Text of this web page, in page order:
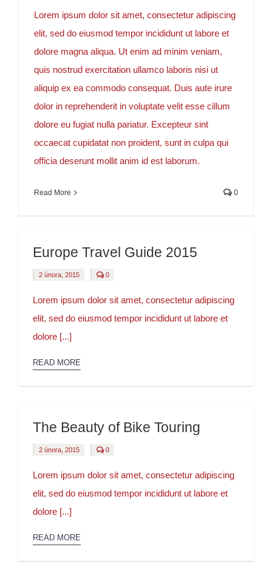
Lorem ipsum dolor sit amet, consectetur adipiscing
elit, sed do eiusmod tempor incididunt ut labore et
dolore magna aliqua. Ut enim ad minim veniam,
quis nostrud exercitation ullamco laboris nisi ut
aliquip ex ea commodo consequat. Duis aute irure
dolor in reprehenderit in voluptate velit esse cillum
dolore eu fugiat nulla pariatur. Excepteur sint
occaecat cupidatat non proident, sunt in culpa qui
officia deserunt mollit anim id est laborum.
Read More 0
Europe Travel Guide 2015
2 února, 2015 0comments
Travel
Guide
Lorem ipsum dolor sit amet, consectetur adipiscing
elit, sed do eiusmod tempor incididunt ut labore et
dolore [...]
READ MORE
The Beauty of Bike Touring
2 února, 2015 0comments
Beauty
of
Touring
Lorem ipsum dolor sit amet, consectetur adipiscing
elit, sed do eiusmod tempor incididunt ut labore et
dolore [...]
READ MORE